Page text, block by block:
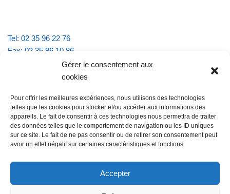
Gérer le consentement aux
cookies
Pour offrir les meilleures expériences, nous utilisons des technologies
telles que les cookies pour stocker et/ou accéder aux informations des
appareils. Le fait de consentir à ces technologies nous permettra de traiter
des données telles que le comportement de navigation ou les ID uniques
sur ce site. Le fait de ne pas consentir ou de retirer son consentement peut
avoir un effet négatif sur certaines caractéristiques et fonctions.
Accepter
Tel: 02 35 96 22 76
Fax: 02 35 96 10 86
Email : mairie.vattevillelarue@wanadoo.fr
lundi et jeudi de 9h à 11h30
mardi et vendredi de 16h à 18h30